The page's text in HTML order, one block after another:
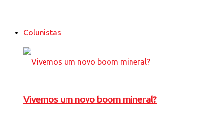
Colunistas
Vivemos um novo boom mineral?